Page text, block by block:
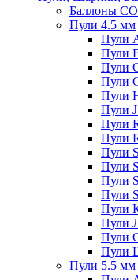
Баллоны
Пули 4.5 мм
Пули
Пули
Пули
Пули
Пули
Пули
Пули
Пули
Пули
Пули
Пули
Пули
Пули
Пули
Пули
Пули
Пули 5.5 мм